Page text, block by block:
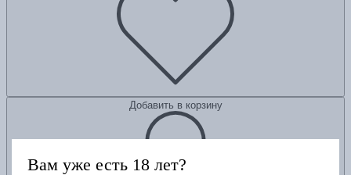
Добавить в корзину
Вам уже есть 18 лет?